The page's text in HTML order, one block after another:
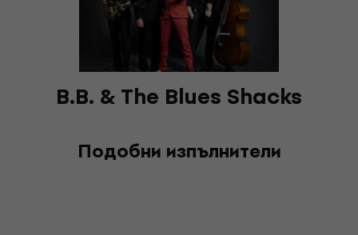
B.B. & The Blues Shacks
Подобни изпълнители